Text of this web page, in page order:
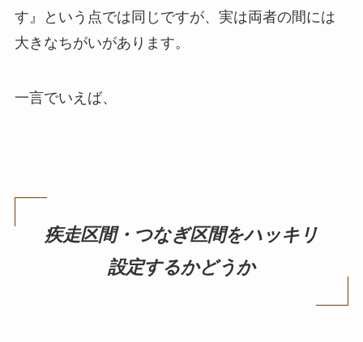
す』という点では同じですが、実は両者の間には
大きなちがいがあります。
一言でいえば、
疾走区間・つなぎ区間をハッキリ
設定するかどうか